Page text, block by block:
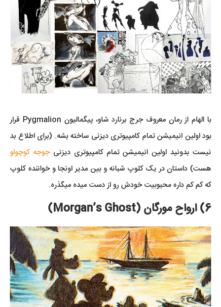
با الهام از رمان معروف جرج برنارد شاو، پیگمالیون Pygmalion قرار
بود اولین انیمیشن تمام کامپیوتری دیزنی ساخته بشه. (برای اطلاع بد
نیست بدونید اولین انیمیشن تمام کامپیوتری دیزنیجوجه کوچولو
هست) داستان در یک کلوپ شبانه و بین مدیر اونجا و خواننده کلوپ
که کم کم داره محبوبیت خودش رو از دست میده میگذره.
6) ارواح مورگان (Morgan’s Ghost)